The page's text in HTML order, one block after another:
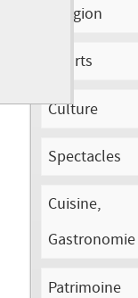
Religion
Sports
Culture
Spectacles
Cuisine,
Gastronomie
Patrimoine